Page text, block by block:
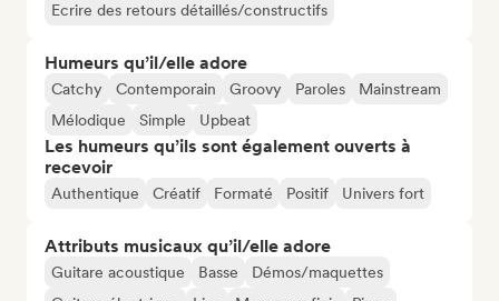
Ecrire des retours détaillés/constructifs
Humeurs qu’il/elle adore
Catchy Contemporain Groovy Paroles
Mainstream
Mélodique
Simple Upbeat
Les humeurs qu’ils sont également ouverts à
recevoir
Authentique Créatif Formaté Positif Univers fort
Attributs musicaux qu’il/elle adore
Guitare acoustique Basse
Démos/maquettes